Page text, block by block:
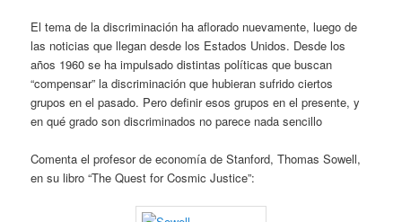
El tema de la discriminación ha aflorado nuevamente, luego de
las noticias que llegan desde los Estados Unidos. Desde los
años 1960 se ha impulsado distintas políticas que buscan
“compensar” la discriminación que hubieran sufrido ciertos
grupos en el pasado. Pero definir esos grupos en el presente, y
en qué grado son discriminados no parece nada sencillo
Comenta el profesor de economía de Stanford, Thomas Sowell,
en su libro “The Quest for Cosmic Justice”: